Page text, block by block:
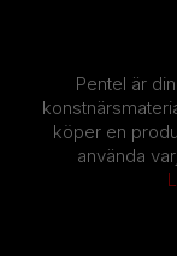
Pentel är
köper en
använda